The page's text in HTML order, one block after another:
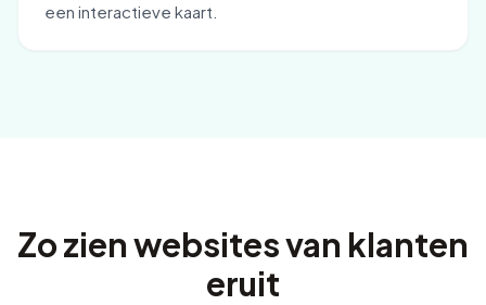
een interactieve kaart.
Zo zien websites van klanten
eruit